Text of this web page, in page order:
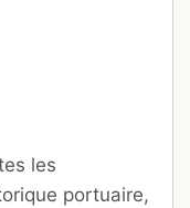
les
portuaire,